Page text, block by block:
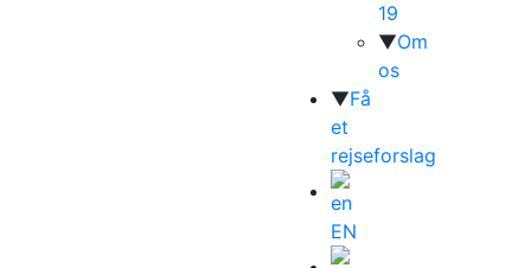
19
▼Om
os
▼Få
et
rejseforslag
EN